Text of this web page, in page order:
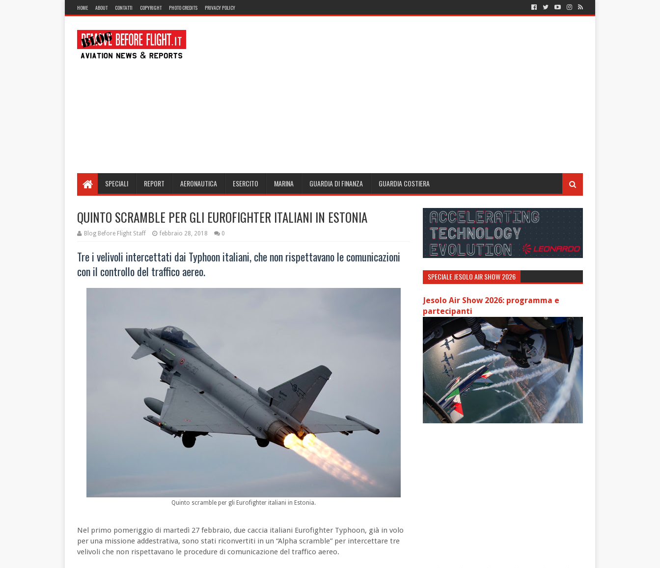
HOME ABOUT CONTATTI COPYRIGHT PHOTO CREDITS PRIVACY POLICY
SPECIALI REPORT AERONAUTICA ESERCITO MARINA GUARDIA DI FINANZA GUARDIA COSTIERA
QUINTO SCRAMBLE PER GLI EUROFIGHTER ITALIANI IN ESTONIA
Blog Before Flight Staff febbraio 28, 2018 0
Tre i velivoli intercettati dai Typhoon italiani, che non rispettavano le comunicazioni
con il controllo del traffico aereo.
Quinto scramble per gli Eurofighter italiani in Estonia.
Nel primo pomeriggio di martedì 27 febbraio, due caccia italiani Eurofighter Typhoon, già in volo
per una missione addestrativa, sono stati riconvertiti in un “Alpha scramble” per intercettare tre
velivoli che non rispettavano le procedure di comunicazione del traffico aereo.
SPECIALE JESOLO AIR SHOW 2026
Jesolo Air Show 2026: programma e
partecipanti